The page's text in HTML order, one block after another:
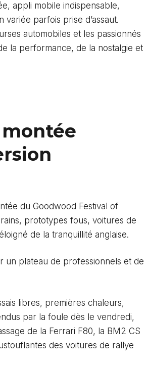
appli mobile indispensable,
parfois prise d’assaut.
automobiles et les passionnés
la performance, de la nostalgie et
montée
du Goodwood Festival of
prototypes fous, voitures de
de la tranquillité anglaise.
un plateau de professionnels et de
libres, premières chaleurs,
par la foule dès le vendredi,
de la Ferrari F80, la BM2 CS
des voitures de rallye